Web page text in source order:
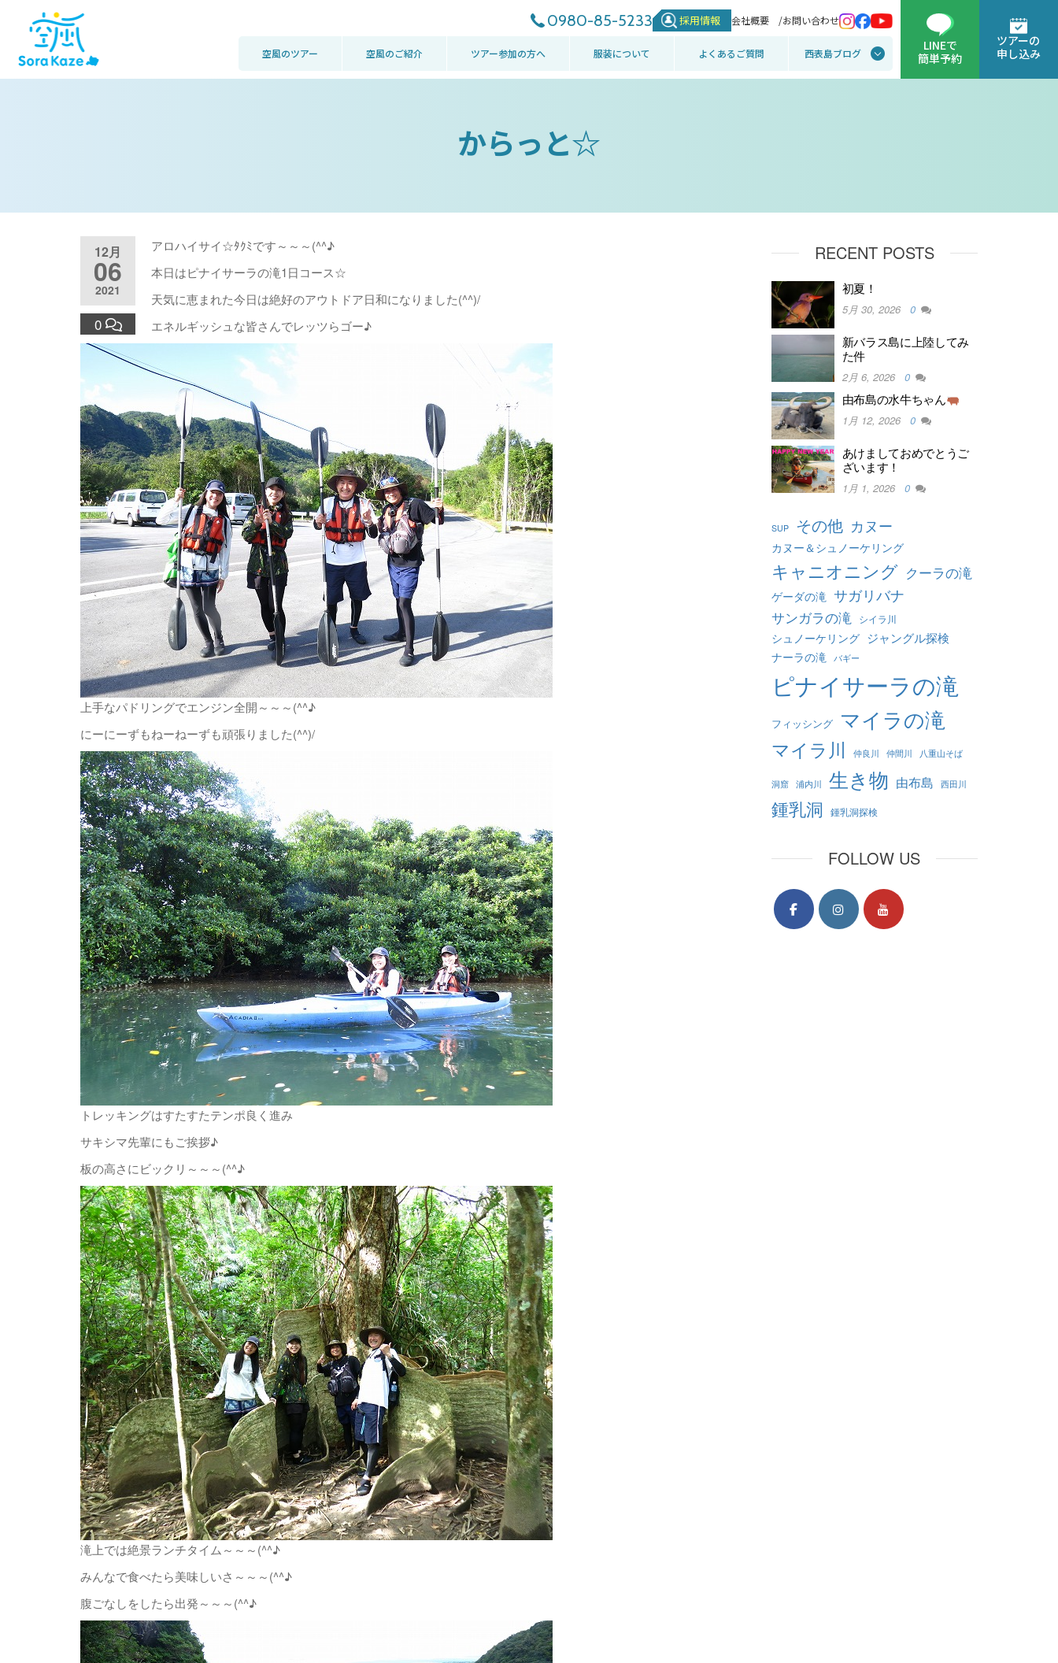
0980-85-5233 採用情報 会社概要 /お問い合わせ
空風のツアー 空風のご紹介 ツアー参加の方へ 服装について よくあるご質問 西表島ブログ
ツアーの
申し込み
LINEで
簡単予約
からっと☆
12月
06
2021
0
アロハイサイ☆ﾀｸﾐです～～～(^^♪
本日はピナイサーラの滝1日コース☆
天気に恵まれた今日は絶好のアウトドア日和になりました(^^)/
エネルギッシュな皆さんでレッツらゴー♪
上手なパドリングでエンジン全開～～～(^^♪
にーにーずもねーねーずも頑張りました(^^)/
トレッキングはすたすたテンポ良く進み
サキシマ先輩にもご挨拶♪
板の高さにビックリ～～～(^^♪
滝上では絶景ランチタイム～～～(^^♪
みんなで食べたら美味しいさ～～～(^^♪
腹ごなしをしたら出発～～～(^^♪
RECENT POSTS
初夏！
5月 30, 2026 0
新バラス島に上陸してみ
た件
2月 6, 2026 0
由布島の水牛ちゃん
1月 12, 2026 0
あけましておめでとうご
ざいます！
1月 1, 2026 0
SUP その他 カヌー
カヌー＆シュノーケリング
キャニオニング クーラの滝
ゲーダの滝 サガリバナ
サンガラの滝
シイラ川
シュノーケリング ジャングル探検
ナーラの滝 バギー
ピナイサーラの滝
フィッシング マイラの滝
マイラ川 仲良川 仲間川 八重山そば
洞窟 浦内川 生き物 由布島 西田川
鍾乳洞 鍾乳洞探検
FOLLOW US